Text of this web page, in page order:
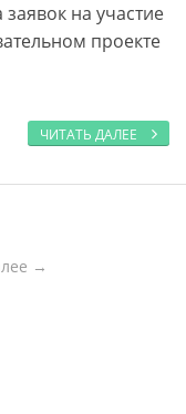
на участие
проекте
ЧИТАТЬ ДАЛЕЕ
→